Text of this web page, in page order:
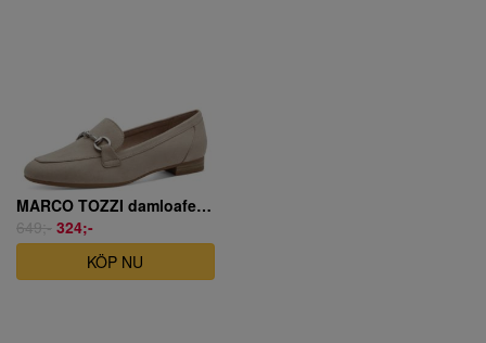
MARCO TOZZI damloafer beige
649;- 324;-
KÖP NU